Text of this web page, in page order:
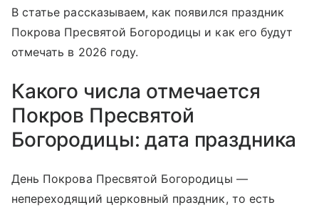
В статье рассказываем, как появился праздник
Покрова Пресвятой Богородицы и как его будут
отмечать в 2026 году.
Какого числа отмечается
Покров Пресвятой
Богородицы: дата праздника
День Покрова Пресвятой Богородицы —
непереходящий церковный праздник, то есть